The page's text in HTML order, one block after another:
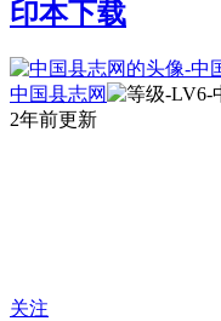
印本下载
中国县志网
2年前更新
关注